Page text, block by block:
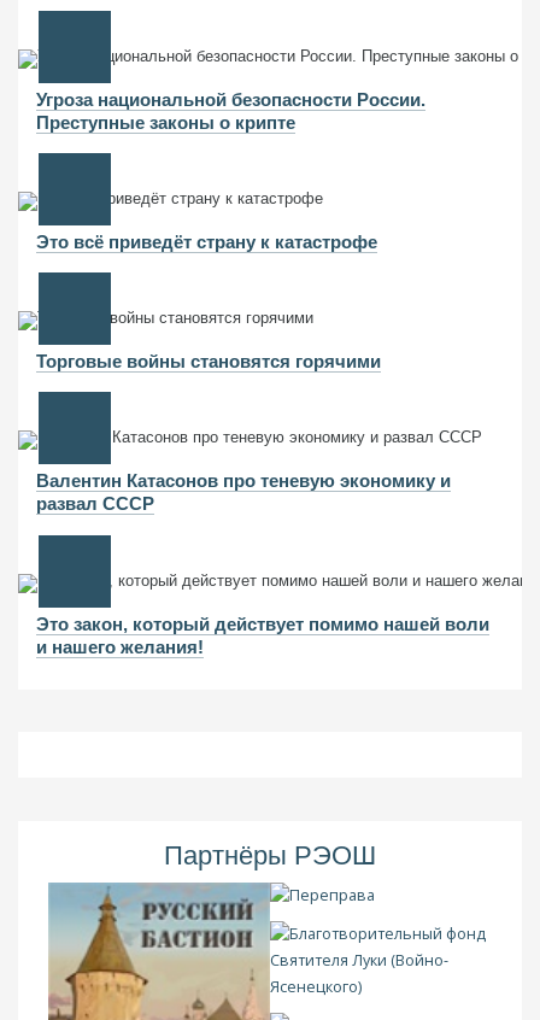
Угроза национальной безопасности России.
Преступные законы о крипте
Это всё приведёт страну к катастрофе
Торговые войны становятся горячими
Валентин Катасонов про теневую экономику и
развал СССР
Это закон, который действует помимо нашей воли
и нашего желания!
Партнёры РЭОШ